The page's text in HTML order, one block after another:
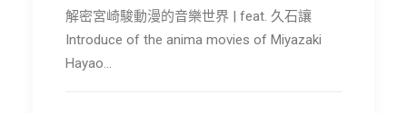
解密宮崎駿動漫的音樂世界 | feat. 久石讓
Introduce of the anima movies of Miyazaki
Hayao…